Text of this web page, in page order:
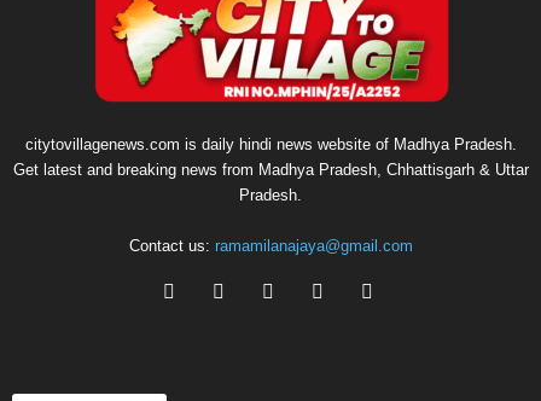
citytovillagenews.com is daily hindi news website of Madhya Pradesh.
Get latest and breaking news from Madhya Pradesh, Chhattisgarh & Uttar
Pradesh.
Contact us: ramamilanajaya@gmail.com